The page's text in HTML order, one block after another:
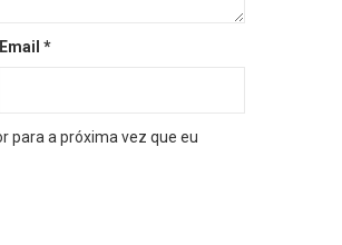
Email *
para a próxima vez que eu